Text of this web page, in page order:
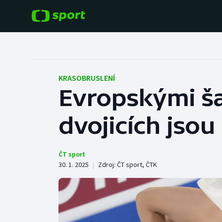
Hokej
Tenis
Cyklistika
Baseball a softbal
Basketbal
Boby a skeleton
KRASOBRUSLENÍ
Evropskými
dvojicích jsou
ČT sport
30. 1. 2025 | Zdroj: ČT sport, ČTK